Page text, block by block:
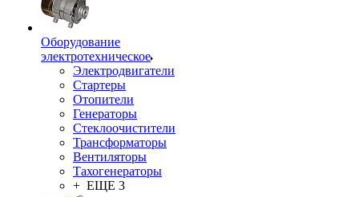
Оборудование
электротехническое
Электродвигатели
Стартеры
Отопители
Генераторы
Стеклоочистители
Трансформаторы
Вентиляторы
Тахогенераторы
+ ЕЩЕ 3